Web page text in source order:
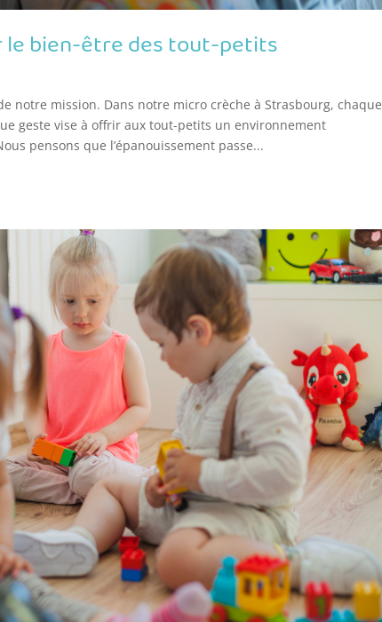
le bien-être des tout-petits
notre mission. Dans notre micro crèche à Strasbourg, chaque
geste vise à offrir aux tout-petits un environnement
pensons que l’épanouissement passe...